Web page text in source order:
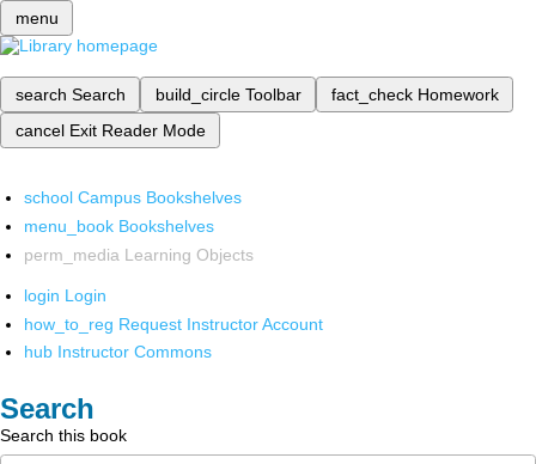
menu
search Search build_circle Toolbar fact_check Homework
cancel Exit Reader Mode
school Campus Bookshelves
menu_book Bookshelves
perm_media Learning Objects
login Login
how_to_reg Request Instructor Account
hub Instructor Commons
Search
Search this book